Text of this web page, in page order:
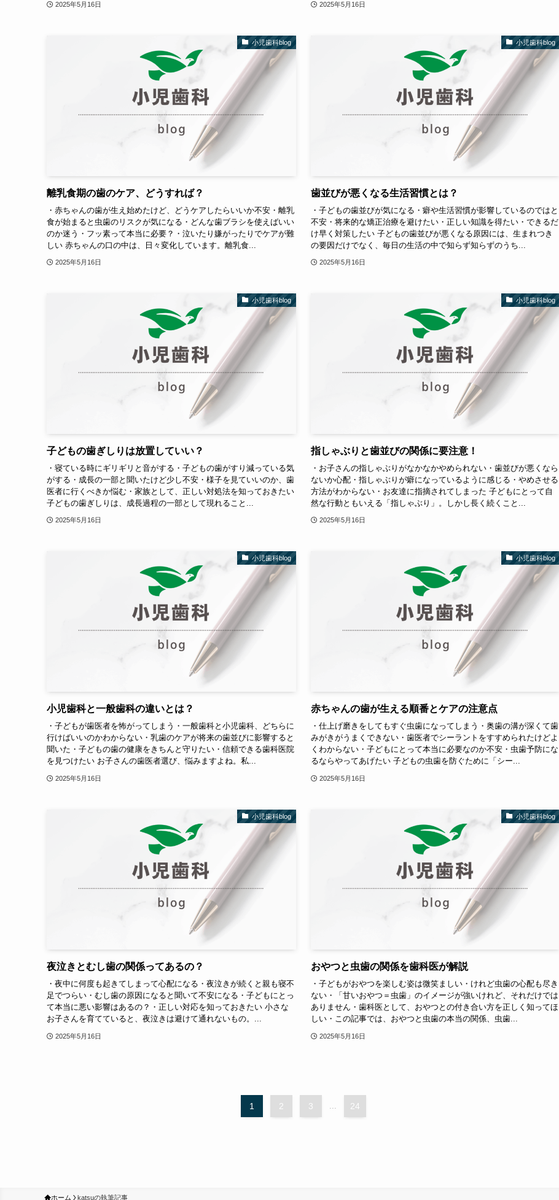
2025年5月16日 2025年5月16日
小児歯科blog
離乳食期の歯のケア、どうすれば？
・赤ちゃんの歯が生え始めたけど、どうケアしたらいいか不安・離乳
食が始まると虫歯のリスクが気になる・どんな歯ブラシを使えばいい
のか迷う・フッ素って本当に必要？・泣いたり嫌がったりでケアが難
しい 赤ちゃんの口の中は、日々変化しています。離乳食...
2025年5月16日
小児歯科blog
歯並びが悪くなる生活習慣とは？
・子どもの歯並びが気になる・癖や生活習慣が影響しているのではと
不安・将来的な矯正治療を避けたい・正しい知識を得たい・できるだ
け早く対策したい 子どもの歯並びが悪くなる原因には、生まれつき
の要因だけでなく、毎日の生活の中で知らず知らずのうち...
2025年5月16日
小児歯科blog
子どもの歯ぎしりは放置していい？
・寝ている時にギリギリと音がする・子どもの歯がすり減っている気
がする・成長の一部と聞いたけど少し不安・様子を見ていいのか、歯
医者に行くべきか悩む・家族として、正しい対処法を知っておきたい
子どもの歯ぎしりは、成長過程の一部として現れること...
2025年5月16日
小児歯科blog
指しゃぶりと歯並びの関係に要注意！
・お子さんの指しゃぶりがなかなかやめられない・歯並びが悪くなら
ないか心配・指しゃぶりが癖になっているように感じる・やめさせる
方法がわからない・お友達に指摘されてしまった 子どもにとって自
然な行動ともいえる「指しゃぶり」。しかし長く続くこと...
2025年5月16日
小児歯科blog
小児歯科と一般歯科の違いとは？
・子どもが歯医者を怖がってしまう・一般歯科と小児歯科、どちらに
行けばいいのかわからない・乳歯のケアが将来の歯並びに影響すると
聞いた・子どもの歯の健康をきちんと守りたい・信頼できる歯科医院
を見つけたい お子さんの歯医者選び、悩みますよね。私...
2025年5月16日
小児歯科blog
赤ちゃんの歯が生える順番とケアの注意点
・仕上げ磨きをしてもすぐ虫歯になってしまう・奥歯の溝が深くて歯
みがきがうまくできない・歯医者でシーラントをすすめられたけどよ
くわからない・子どもにとって本当に必要なのか不安・虫歯予防にな
るならやってあげたい 子どもの虫歯を防ぐために「シー...
2025年5月16日
小児歯科blog
夜泣きとむし歯の関係ってあるの？
・夜中に何度も起きてしまって心配になる・夜泣きが続くと親も寝不
足でつらい・むし歯の原因になると聞いて不安になる・子どもにとっ
て本当に悪い影響はあるの？・正しい対応を知っておきたい 小さな
お子さんを育てていると、夜泣きは避けて通れないもの。...
2025年5月16日
小児歯科blog
おやつと虫歯の関係を歯科医が解説
・子どもがおやつを楽しむ姿は微笑ましい・けれど虫歯の心配も尽き
ない・「甘いおやつ＝虫歯」のイメージが強いけれど、それだけでは
ありません・歯科医として、おやつとの付き合い方を正しく知ってほ
しい・この記事では、おやつと虫歯の本当の関係、虫歯...
2025年5月16日
1 2 3 24
ホーム katsuの執筆記事